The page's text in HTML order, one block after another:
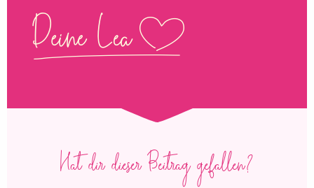
Hat dir dieser Beitrag gefallen?